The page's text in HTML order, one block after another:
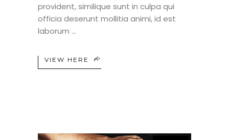
provident, similique sunt in culpa qui
officia deserunt mollitia animi, id est
laborum
VIEW HERE